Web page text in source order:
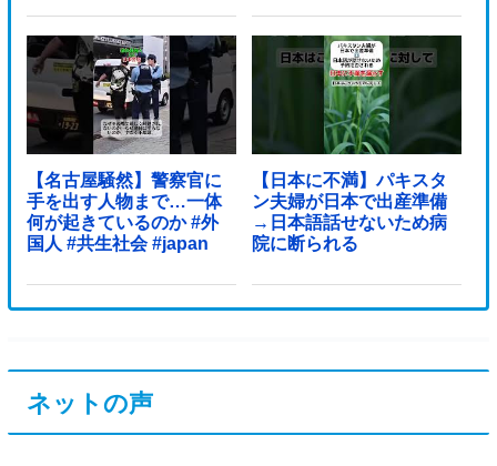
【名古屋騒然】警察官に
手を出す人物まで…一体
何が起きているのか #外
国人 #共生社会 #japan
【日本に不満】パキスタ
ン夫婦が日本で出産準備
→日本語話せないため病
院に断られる
ネットの声